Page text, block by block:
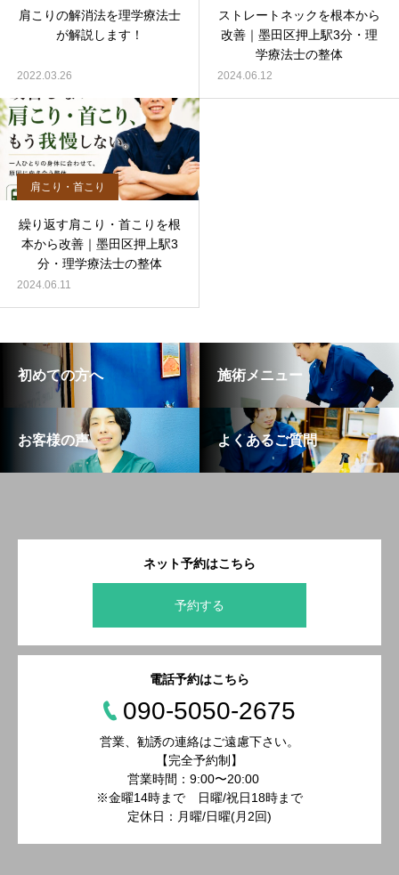
肩こりの解消法を理学療法士
が解説します！
2022.03.26
ストレートネックを根本から
改善｜墨田区押上駅3分・理
学療法士の整体
2024.06.12
肩こり・首こり
繰り返す肩こり・首こりを根
本から改善｜墨田区押上駅3
分・理学療法士の整体
2024.06.11
初めての方へ 施術メニュー
お客様の声 よくあるご質問
ネット予約はこちら
予約する
電話予約はこちら
090-5050-2675
営業、勧誘の連絡はご遠慮下さい。
【完全予約制】
営業時間：9:00〜20:00
※金曜14時まで 日曜/祝日18時まで
定休日：月曜/日曜(月2回)